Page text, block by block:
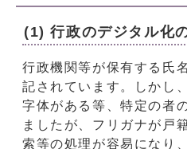
(1) 行政のデジタル化
行政機関等が保有する氏
記されています。しかし
字体がある等、特定の者
ましたが、フリガナが戸
索等の処理が容易になり